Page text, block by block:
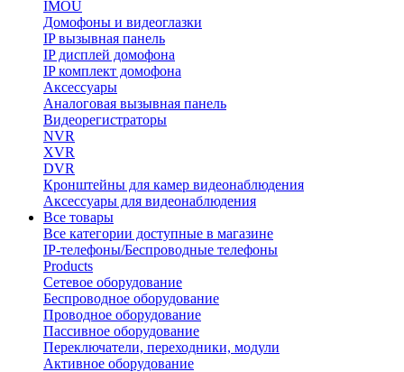
IMOU
Домофоны и видеоглазки
IP вызывная панель
IP дисплей домофона
IP комплект домофона
Аксессуары
Аналоговая вызывная панель
Видеорегистраторы
NVR
XVR
DVR
Кронштейны для камер видеонаблюдения
Аксессуары для видеонаблюдения
Все товары
Все категории доступные в магазине
IP-телефоны/Беспроводные телефоны
Products
Сетевое оборудование
Беспроводное оборудование
Проводное оборудование
Пассивное оборудование
Переключатели, переходники, модули
Активное оборудование